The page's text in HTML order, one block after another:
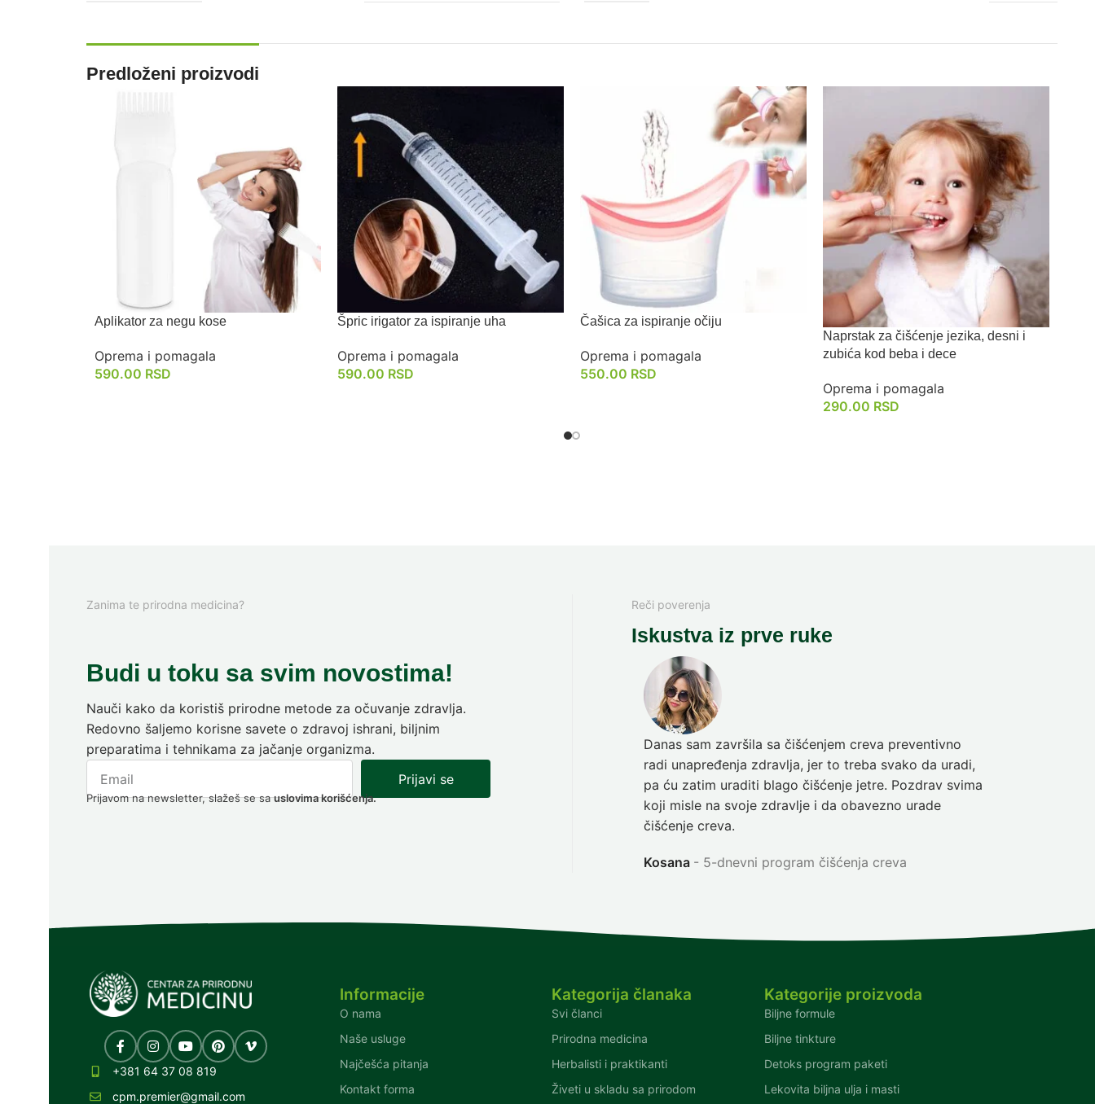
Predloženi proizvodi
Aplikator za negu kose
Oprema i pomagala
590.00 RSD
Špric irigator za ispiranje uha
Oprema i pomagala
590.00 RSD
Čašica za ispiranje očiju
Oprema i pomagala
550.00 RSD
Naprstak za čišćenje jezika, desni i
zubića kod beba i dece
Oprema i pomagala
290.00 RSD
Zanima te prirodna medicina?
Budi u toku sa svim novostima!
Nauči kako da koristiš prirodne metode za očuvanje zdravlja.
Redovno šaljemo korisne savete o zdravoj ishrani, biljnim
preparatima i tehnikama za jačanje organizma.
Prijavi se
Prijavom na newsletter, slažeš se sauslovima korišćenja.
Reči poverenja
Iskustva iz prve ruke
Danas sam završila sa čišćenjem creva preventivno
radi unapređenja zdravlja, jer to treba svako da uradi,
pa ću zatim uraditi blago čišćenje jetre. Pozdrav svima
koji misle na svoje zdravlje i da obavezno urade
čišćenje creva.
Kosana 5-dnevni program čišćenja creva
+381 64 37 08 819
cpm.premier@gmail.com
Informacije
O nama
Naše usluge
Najčešća pitanja
Kontakt forma
Kategorija članaka
Svi članci
Prirodna medicina
Herbalisti i praktikanti
Živeti u skladu sa prirodom
Kategorije proizvoda
Biljne formule
Biljne tinkture
Detoks program paketi
Lekovita biljna ulja i masti